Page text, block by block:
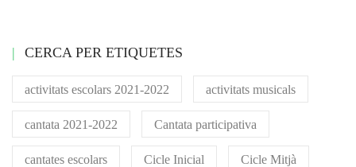
CERCA PER ETIQUETES
activitats escolars 2021-2022 activitats musicals
cantata 2021-2022 Cantata participativa
cantates escolars Cicle Inicial Cicle Mitjà